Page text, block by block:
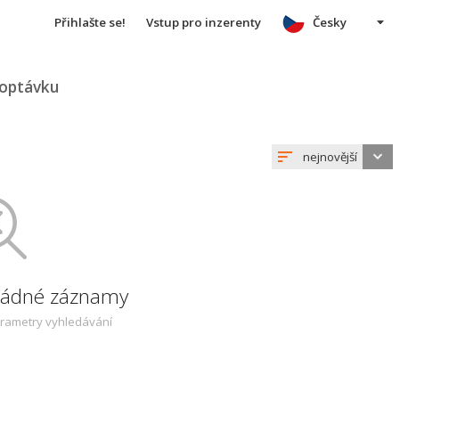
Přihlašte se! Vstup pro inzerenty Česky
nejnovější
záznamy
vyhledávání